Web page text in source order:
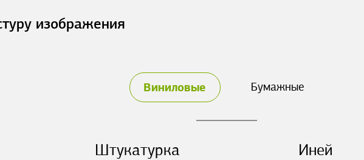
изображения
Виниловые Бумажные
Штукатурка Иней